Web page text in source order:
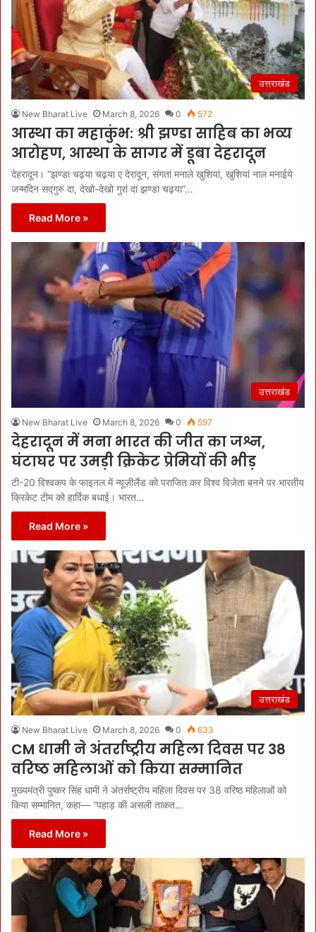
उत्तराखंड
New Bharat Live March 8, 2026 0 572
आस्था का महाकुंभ: श्री झण्डा साहिब का भव्य
आरोहण, आस्था के सागर में डूबा देहरादून
देहरादून। “झण्डा चढ़या चढ़या ए देरादून, संगतां मनाले खुशियां, खुशियां नाल मनाईये
जन्मदिन सद्गुरु दा, देखो-देखो गुरां दा झण्डा चढ़या”…
Read More »
उत्तराखंड
New Bharat Live March 8, 2026 0 597
देहरादून में मना भारत की जीत का जश्न,
घंटाघर पर उमड़ी क्रिकेट प्रेमियों की भीड़
टी-20 विश्वकप के फाइनल में न्यूज़ीलैंड को पराजित कर विश्व विजेता बनने पर भारतीय
क्रिकेट टीम को हार्दिक बधाई। भारत…
Read More »
उत्तराखंड
New Bharat Live March 8, 2026 0 633
CM धामी ने अंतर्राष्ट्रीय महिला दिवस पर 38
वरिष्ठ महिलाओं को किया सम्मानित
मुख्यमंत्री पुष्कर सिंह धामी ने अंतर्राष्ट्रीय महिला दिवस पर 38 वरिष्ठ महिलाओं को
किया सम्मानित, कहा— “पहाड़ की असली ताकत…
Read More »